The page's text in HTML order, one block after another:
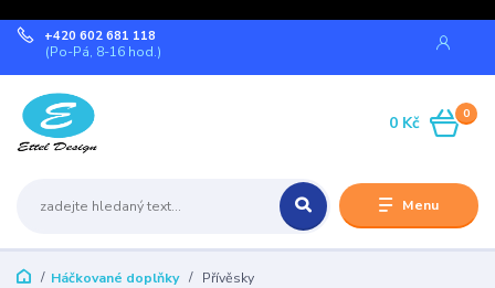
Menu
+420 602 681 118
(Po-Pá, 8-16 hod.)
0
0 Kč
Háčkované doplňky Přívěsky